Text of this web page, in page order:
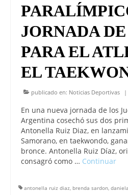
JORNADA
PARA EL
EL
publicado en: Noticias Deportivas |
En una nueva jornada de los
Argentina cosechó sus dos
Antonella Ruiz Diaz, en
Samorano, en taekwondo,
bronce. Antonella Ruiz Díaz,
consagró como … Continuar
antonella ruiz diaz, brenda sardon,